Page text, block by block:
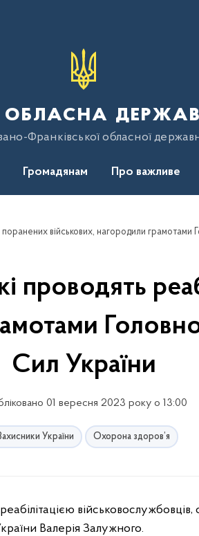
Франківської обласної
Громадянам Про важливе
проводять
Сил України
01 вересня 2023 року о 13:00
України Охорона здоров’я
Валерія Залужного.